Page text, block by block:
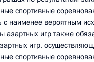
спортивные
с наименее вероятным
азартных игр также
игр,
спортивные